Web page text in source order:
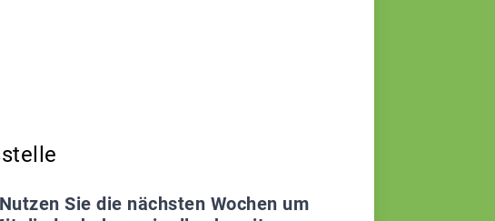
Sie die nächsten Wochen um